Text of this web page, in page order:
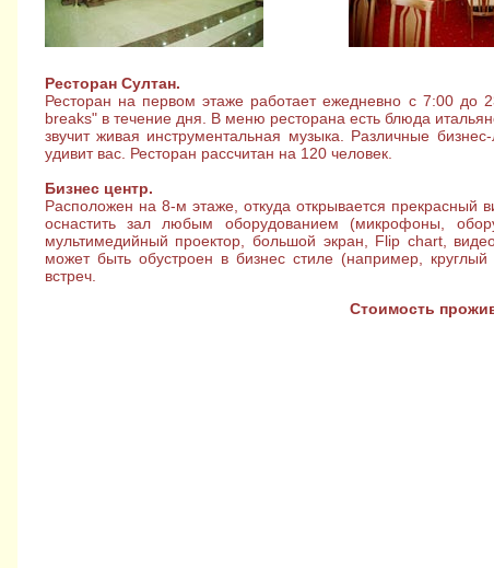
Ресторан Султан.
Ресторан на первом этаже работает ежедневно с 7:00 до
breaks" в течение дня. В меню ресторана есть блюда
звучит живая инструментальная музыка. Различные
удивит вас. Ресторан рассчитан на 120 человек.
Бизнес центр.
Расположен на 8-м этаже, откуда открывается
оснастить зал любым оборудованием (микрофоны,
мультимедийный проектор, большой экран, Flip chart,
может быть обустроен в бизнес стиле (например,
встреч.
Стоимость